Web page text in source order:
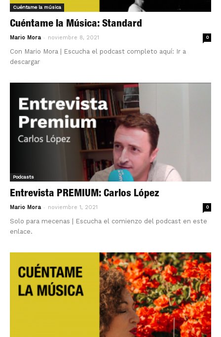
Cuéntame la música
Cuéntame la Música: Standard
Mario Mora - noviembre 8, 2021 0
Con Mario Mora | Escucha el podcast completo aquí: Ir a
descargar
Podcasts
Entrevista PREMIUM: Carlos López
Mario Mora - noviembre 1, 2021 0
Solo para mecenas | Escucha el comienzo del podcast en este
enlace.